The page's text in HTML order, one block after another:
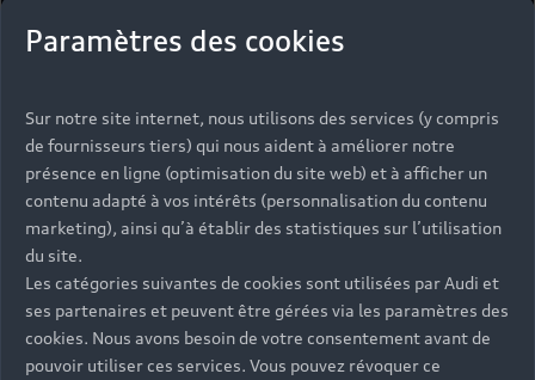
Paramètres des cookies
Sur notre site internet, nous utilisons des services (y compris
de fournisseurs tiers) qui nous aident à améliorer notre
présence en ligne (optimisation du site web) et à afficher un
contenu adapté à vos intérêts (personnalisation du contenu
marketing), ainsi qu’à établir des statistiques sur l’utilisation
du site.
Les catégories suivantes de cookies sont utilisées par Audi et
ses partenaires et peuvent être gérées via les paramètres des
cookies. Nous avons besoin de votre consentement avant de
pouvoir utiliser ces services. Vous pouvez révoquer ce